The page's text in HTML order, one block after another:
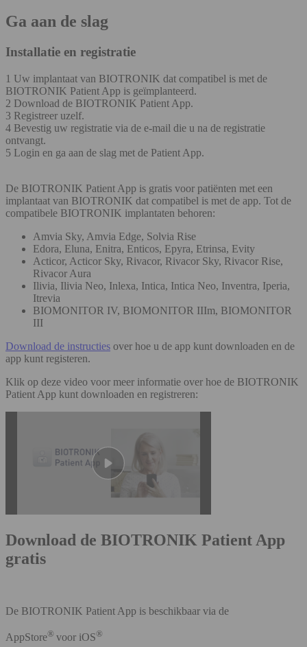
Ga aan de slag
Installatie en registratie
1 Uw implantaat van BIOTRONIK dat compatibel is met de
BIOTRONIK Patient App is geïmplanteerd.
2 Download de BIOTRONIK Patient App.
3 Registreer uzelf.
4 Bevestig uw registratie via de e-mail die u na de registratie
ontvangt.
5 Login en ga aan de slag met de Patient App.
De BIOTRONIK Patient App is gratis voor patiënten met een
implantaat van BIOTRONIK dat compatibel is met de app. Tot de
compatibele BIOTRONIK implantaten behoren:
Amvia Sky, Amvia Edge, Solvia Rise
Edora, Eluna, Enitra, Enticos, Epyra, Etrinsa, Evity
Acticor, Acticor Sky, Rivacor, Rivacor Sky, Rivacor Rise,
Rivacor Aura
Ilivia, Ilivia Neo, Inlexa, Intica, Intica Neo, Inventra, Iperia,
Itrevia
BIOMONITOR IV, BIOMONITOR IIIm, BIOMONITOR
III
Download de instructies over hoe u de app kunt downloaden en de
app kunt registeren.
Klik op deze video voor meer informatie over hoe de BIOTRONIK
Patient App kunt downloaden en registreren:
Download de BIOTRONIK Patient App
gratis
De BIOTRONIK Patient App is beschikbaar via de
AppStore® voor iOS®